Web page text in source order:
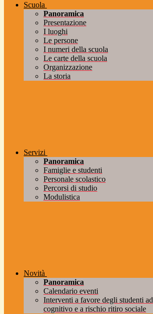
Scuola
Panoramica
Presentazione
I luoghi
Le persone
I numeri della scuola
Le carte della scuola
Organizzazione
La storia
Servizi
Panoramica
Famiglie e studenti
Personale scolastico
Percorsi di studio
Modulistica
Novità
Panoramica
Calendario eventi
Interventi a favore degli studenti
cognitivo e a rischio ritiro sociale